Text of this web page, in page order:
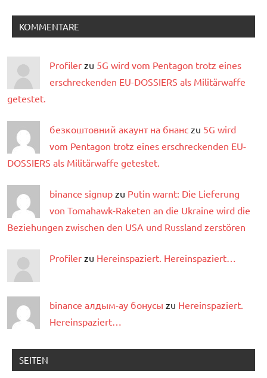
KOMMENTARE
Profiler zu 5G wird vom Pentagon trotz eines
erschreckenden EU-DOSSIERS als Militärwaffe
getestet.
безкоштовний акаунт на бнанс zu 5G wird
vom Pentagon trotz eines erschreckenden EU-
DOSSIERS als Militärwaffe getestet.
binance signup zu Putin warnt: Die Lieferung
von Tomahawk-Raketen an die Ukraine wird die
Beziehungen zwischen den USA und Russland zerstören
Profiler zu Hereinspaziert. Hereinspaziert…
binance алдым-ау бонусы zu Hereinspaziert.
Hereinspaziert…
SEITEN